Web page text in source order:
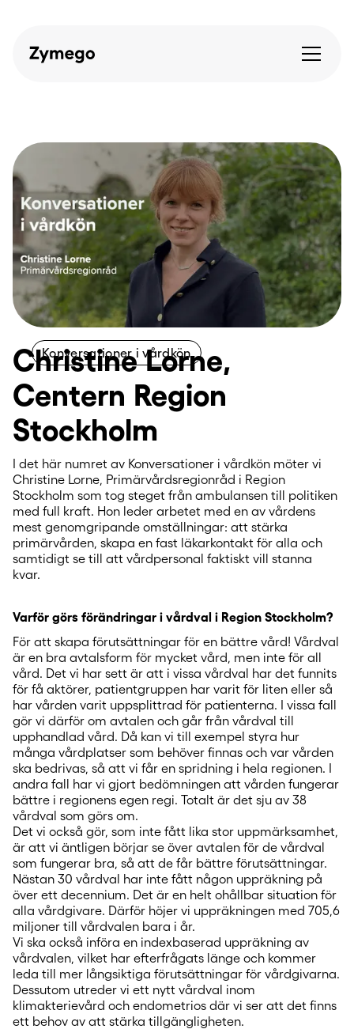
Konversationer i vårdkön
Christine Lorne,
Centern Region
Stockholm
I det här numret av Konversationer i vårdkön möter vi
Christine Lorne, Primärvårdsregionråd i Region
Stockholm som tog steget från ambulansen till politiken
med full kraft. Hon leder arbetet med en av vårdens
mest genomgripande omställningar: att stärka
primärvården, skapa en fast läkarkontakt för alla och
samtidigt se till att vårdpersonal faktiskt vill stanna
kvar.
Varför görs förändringar i vårdval i Region Stockholm?
För att skapa förutsättningar för en bättre vård! Vårdval
är en bra avtalsform för mycket vård, men inte för all
vård. Det vi har sett är att i vissa vårdval har det funnits
för få aktörer, patientgruppen har varit för liten eller så
har vården varit uppsplittrad för patienterna. I vissa fall
gör vi därför om avtalen och går från vårdval till
upphandlad vård. Då kan vi till exempel styra hur
många vårdplatser som behöver finnas och var vården
ska bedrivas, så att vi får en spridning i hela regionen. I
andra fall har vi gjort bedömningen att vården fungerar
bättre i regionens egen regi. Totalt är det sju av 38
vårdval som görs om.
Det vi också gör, som inte fått lika stor uppmärksamhet,
är att vi äntligen börjar se över avtalen för de vårdval
som fungerar bra, så att de får bättre förutsättningar.
Nästan 30 vårdval har inte fått någon uppräkning på
över ett decennium. Det är en helt ohållbar situation för
alla vårdgivare. Därför höjer vi uppräkningen med 705,6
miljoner till vårdvalen bara i år.
Vi ska också införa en indexbaserad uppräkning av
vårdvalen, vilket har efterfrågats länge och kommer
leda till mer långsiktiga förutsättningar för vårdgivarna.
Dessutom utreder vi ett nytt vårdval inom
klimakterievård och endometrios där vi ser att det finns
ett behov av att stärka tillgängligheten.